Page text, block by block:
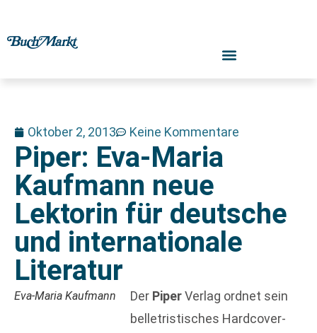
Oktober 2, 2013 Keine Kommentare
Piper: Eva-Maria
Kaufmann neue
Lektorin für deutsche
und internationale
Literatur
Eva-Maria Kaufmann Der PiperVerlag ordnet sein
belletristisches Hardcover-